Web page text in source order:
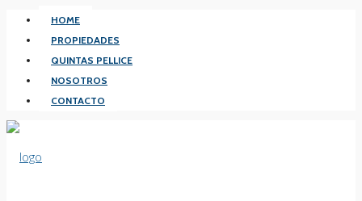
HOME
PROPIEDADES
QUINTAS PELLICE
NOSOTROS
CONTACTO